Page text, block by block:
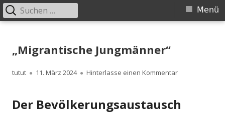
Inhalt
Primäres
Menü
Suchen
nach:
„Migrantische Jungmänner“
Autor
tutut
Veröffentlicht
11. März 2024 Hinterlasse einen Kommentarzu
Der Bevölkerungsaustausch